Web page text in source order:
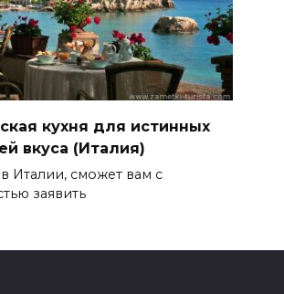
кухня для истинных
вкуса (Италия)
Италии, сможет вам с
заявить